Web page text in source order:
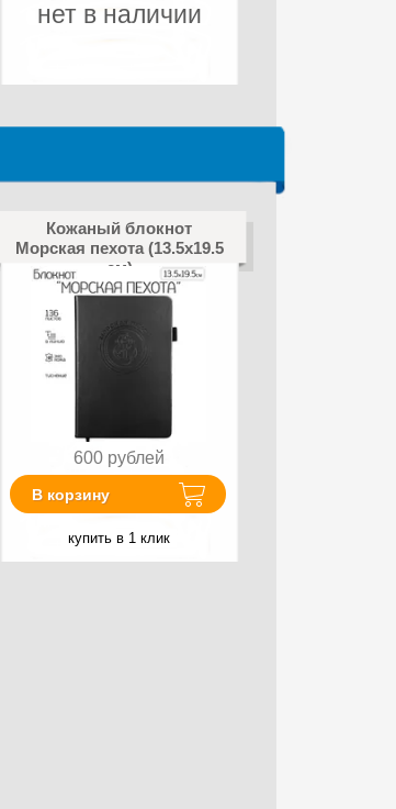
нет в наличии
Кожаный блокнот
Морская пехота (13.5х19.5
см)
600 рублей
В корзину
купить в 1 клик